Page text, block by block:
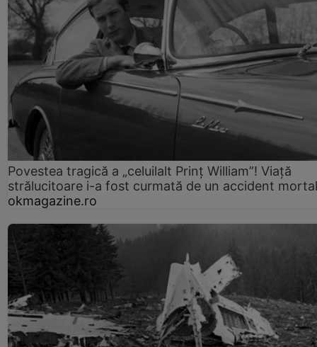
Povestea tragică a „celuilalt Prinț William”! Viață
strălucitoare i-a fost curmată de un accident mortal
okmagazine.ro